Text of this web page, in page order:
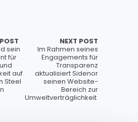
sein
für
auf
Steel
NEXT POST
Im Rahmen seines
Engagements für
Transparenz
aktualisiert Sidenor
seinen Website-
Bereich zur
Umweltverträglichkeit